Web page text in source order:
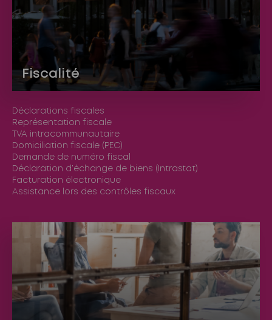
Fiscalité
Déclarations fiscales
Représentation fiscale
TVA intracommunautaire
Domiciliation fiscale (PEC)
Demande de numéro fiscal
Déclaration d’échange de biens (Intrastat)
Facturation électronique
Assistance lors des contrôles fiscaux